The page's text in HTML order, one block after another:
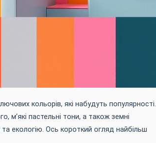
кольорів, які набудуть популярності.
м’які пастельні тони, а також земні
та екологію. Ось короткий огляд найбільш